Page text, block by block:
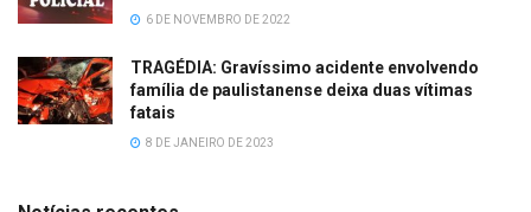
6 DE NOVEMBRO DE 2022
TRAGÉDIA: Gravíssimo acidente envolvendo
família de paulistanense deixa duas vítimas
fatais
8 DE JANEIRO DE 2023